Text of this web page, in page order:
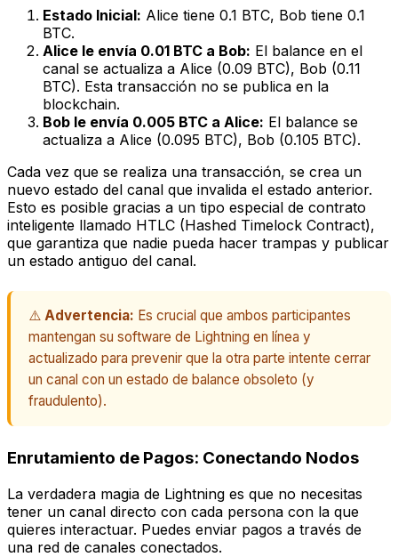
Estado Inicial: Alice tiene 0.1 BTC, Bob tiene 0.1
BTC.
Alice le envía 0.01 BTC a Bob: El balance en el
canal se actualiza a Alice (0.09 BTC), Bob (0.11
BTC). Esta transacción no se publica en la
blockchain.
Bob le envía 0.005 BTC a Alice: El balance se
actualiza a Alice (0.095 BTC), Bob (0.105 BTC).
Cada vez que se realiza una transacción, se crea un
nuevo estado del canal que invalida el estado anterior.
Esto es posible gracias a un tipo especial de contrato
inteligente llamado HTLC (Hashed Timelock Contract),
que garantiza que nadie pueda hacer trampas y publicar
un estado antiguo del canal.
⚠️ Advertencia: Es crucial que ambos participantes
mantengan su software de Lightning en línea y
actualizado para prevenir que la otra parte intente cerrar
un canal con un estado de balance obsoleto (y
fraudulento).
Enrutamiento de Pagos: Conectando Nodos
La verdadera magia de Lightning es que no necesitas
tener un canal directo con cada persona con la que
quieres interactuar. Puedes enviar pagos a través de
una red de canales conectados.